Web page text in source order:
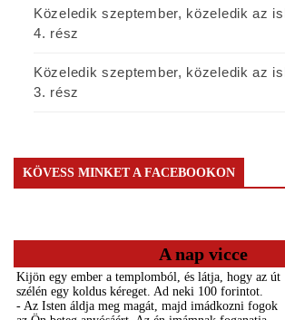
Közeledik szeptember, közeledik az
4. rész
Közeledik szeptember, közeledik az
3. rész
KÖVESS MINKET A FACEBOOKON
A nap vicce